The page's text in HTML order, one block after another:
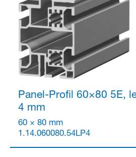
Panel-Profil 60×80 5E,
4 mm
60 × 80 mm
1.14.060080.54LP4